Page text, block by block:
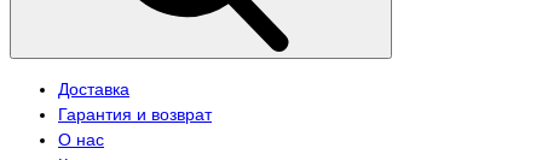
Доставка
Гарантия и возврат
О нас